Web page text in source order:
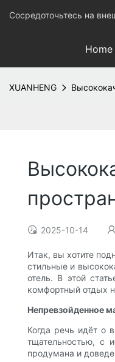
Сосредоточьтесь на
Home
XUANHENG
2025-10-14
Итак, вы хотите
стильные и
отель. В этой
комфортный отдых
Непревзойденное
Когда речь идёт о
тщательностью, с
продумана и